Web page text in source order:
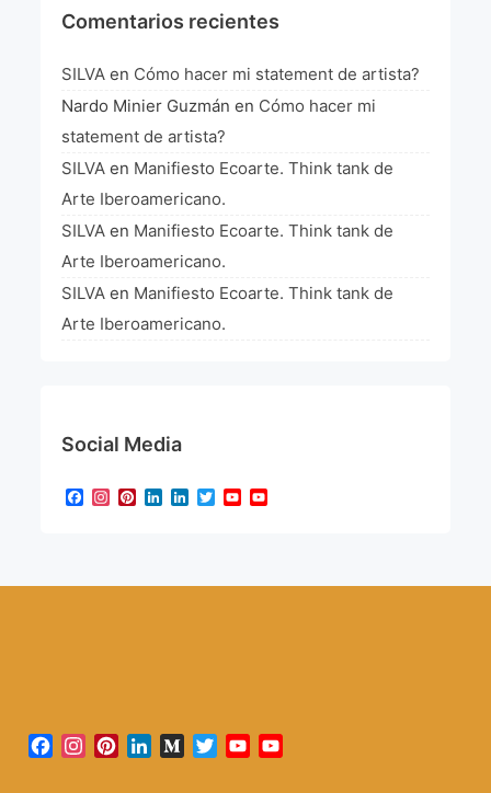
Comentarios recientes
SILVA en Cómo hacer mi statement de artista?
Nardo Minier Guzmán en Cómo hacer mi
statement de artista?
SILVA en Manifiesto Ecoarte. Think tank de
Arte Iberoamericano.
SILVA en Manifiesto Ecoarte. Think tank de
Arte Iberoamericano.
SILVA en Manifiesto Ecoarte. Think tank de
Arte Iberoamericano.
Social Media
Facebook
Instagram
Pinterest
LinkedIn
LinkedIn
TwitterYouTube
Facebook
Instagram
PinterestLinkedInMediumTwitterYouTube